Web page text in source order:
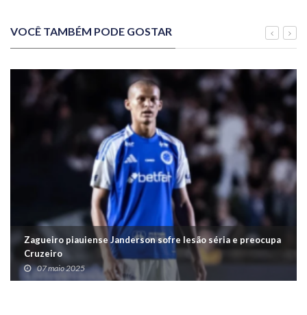
VOCÊ TAMBÉM PODE GOSTAR
Zagueiro piauiense Janderson sofre lesão séria e preocupa
Cruzeiro
07 maio 2025